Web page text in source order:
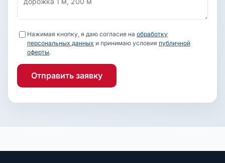
Нажимая кнопку, я даю согласие на обработку
персональных данных и принимаю условия публичной
оферты.
Отправить заявку